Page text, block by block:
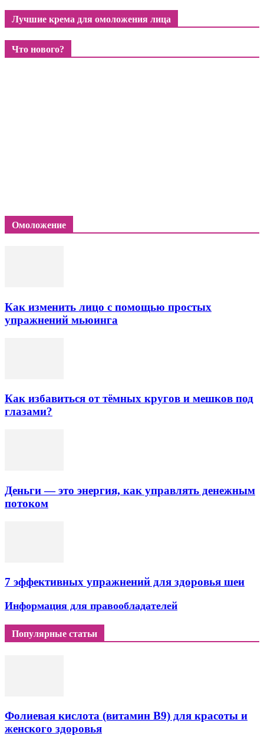
Лучшие крема для омоложения лица
Что нового?
Омоложение
Как изменить лицо с помощью простых
упражнений мьюинга
Как избавиться от тёмных кругов и мешков под
глазами?
Деньги — это энергия, как управлять денежным
потоком
7 эффективных упражнений для здоровья шеи
Информация для правообладателей
Популярные статьи
Фолиевая кислота (витамин В9) для красоты и
женского здоровья